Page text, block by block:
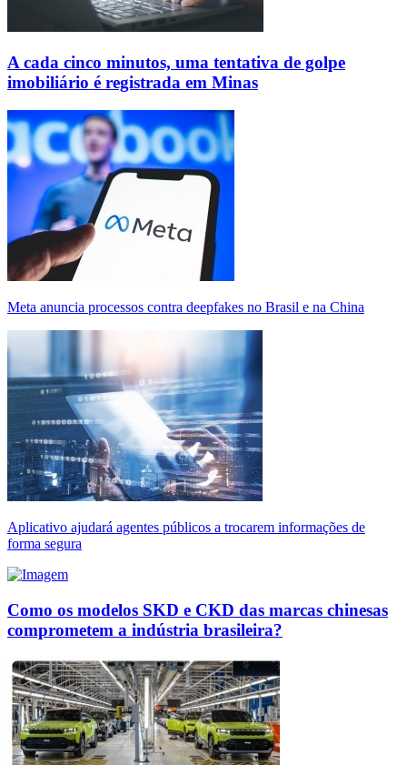
A cada cinco minutos, uma tentativa de golpe
imobiliário é registrada em Minas
Meta anuncia processos contra deepfakes no Brasil e na China
Aplicativo ajudará agentes públicos a trocarem informações de
forma segura
Como os modelos SKD e CKD das marcas chinesas
comprometem a indústria brasileira?